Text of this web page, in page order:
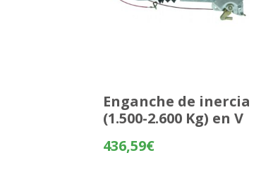
Enganche de inercia
(1.500-2.600 Kg) en V
436,59€